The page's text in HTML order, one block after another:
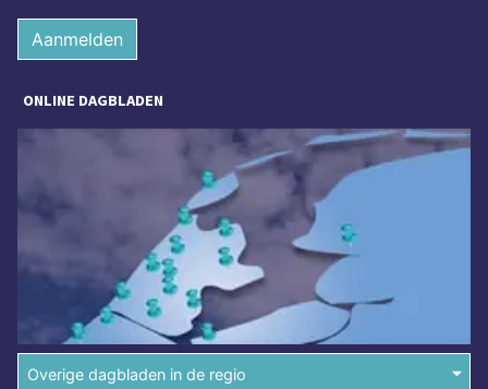
Aanmelden
ONLINE DAGBLADEN
Overige dagbladen in de regio